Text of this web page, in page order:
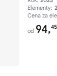
Elementy:
Cena za
od 94,45